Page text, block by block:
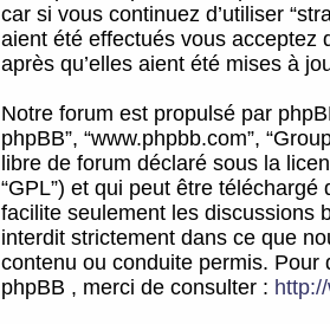
car si vous continuez d’utiliser
aient été effectués vous acceptez
après qu’elles aient été mises à
Notre forum est propulsé par
phpBB”, “www.phpbb.com”,
libre de forum déclaré sous la
“GPL”) et qui peut être téléchargé
facilite seulement les discussions
interdit strictement dans ce que
contenu ou conduite permis.
phpBB , merci de consulter :